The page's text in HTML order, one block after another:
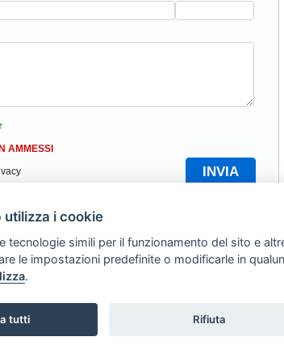
AMMESSI
|Allevamento cani di Fossombrone|Italien
S.r.L. unipersonale
Via A. Costa, 2 - 63822 Porto San Giorgio (FM)
Tel. 0734 677208
utilizza i cookie
tecnologie simili per il funzionamento del sito e
le impostazioni predefinite o modificarle in
.
tutti Rifiuta